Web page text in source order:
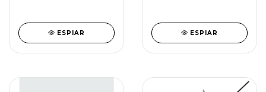
SD0875-1
ESPIAR ESPIAR